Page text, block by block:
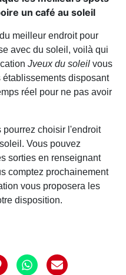
un café au soleil
meilleur endroit pour
avec du soleil, voilà qui
Jveux du soleil vous
disposant
réel pour ne pas avoir
pourrez choisir l'endroit
Vous pouvez
sorties en renseignant
comptez prochainement
vous proposera les
disposition.